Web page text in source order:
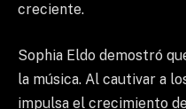
creciente.
Sophia Eldo demostró
la música. Al cautivar a
impulsa el crecimiento